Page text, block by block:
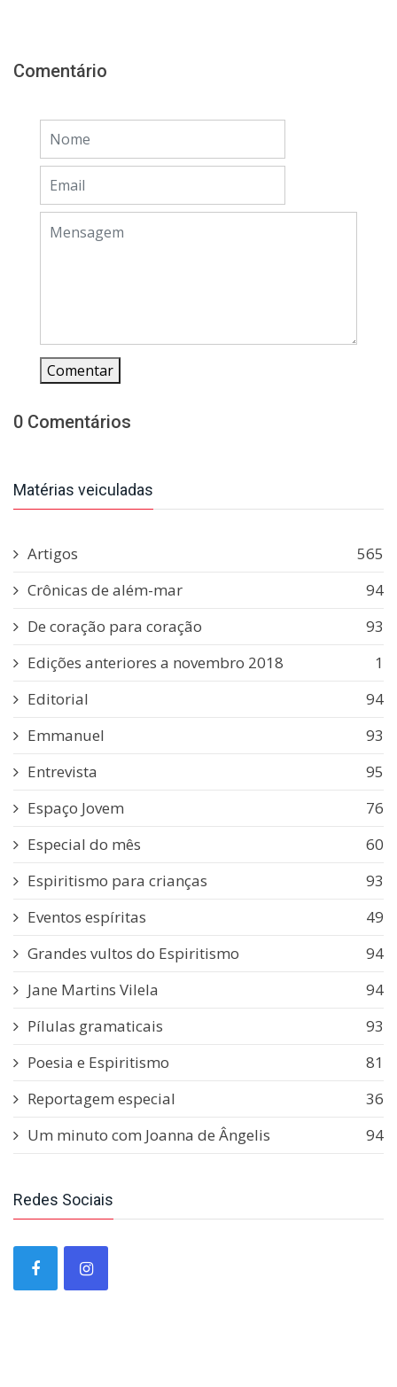
Comentário
Comentar
0 Comentários
Matérias veiculadas
Artigos
565
Crônicas de além-mar
94
De coração para coração
93
Edições anteriores a novembro 2018
1
Editorial
94
Emmanuel
93
Entrevista
95
Espaço Jovem
76
Especial do mês
60
Espiritismo para crianças
93
Eventos espíritas
49
Grandes vultos do Espiritismo
94
Jane Martins Vilela
94
Pílulas gramaticais
93
Poesia e Espiritismo
81
Reportagem especial
36
Um minuto com Joanna de Ângelis
94
Redes Sociais